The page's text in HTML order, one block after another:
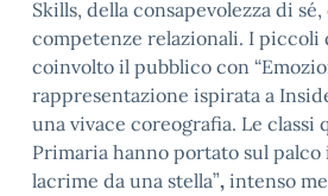
Skills, della consapevolezza di
competenze relazionali. I piccoli
coinvolto il pubblico con
rappresentazione ispirata a
una vivace coreografia. Le classi
Primaria hanno portato sul palco
lacrime da una stella”, intenso